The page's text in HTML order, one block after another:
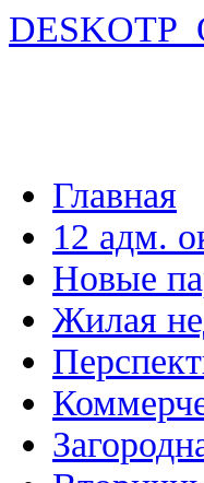
Главная
12 адм.
Новые
Жилая